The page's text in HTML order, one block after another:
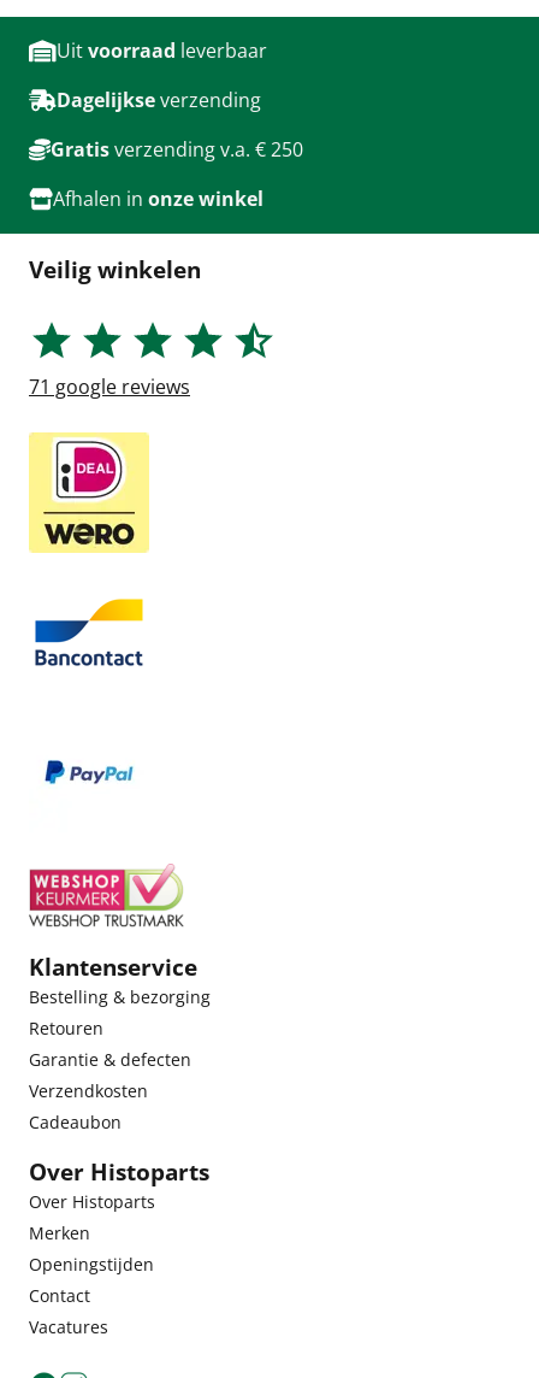
Uitvoorraad leverbaar
Dagelijkseverzending
Gratisverzending v.a. € 250
Afhalen in onze winkel
Veilig winkelen
71 google reviews
Klantenservice
Bestelling & bezorging
Retouren
Garantie & defecten
Verzendkosten
Cadeaubon
Over Histoparts
Over Histoparts
Merken
Openingstijden
Contact
Vacatures